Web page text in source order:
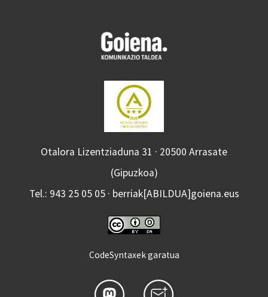
Otalora Lizentziaduna 31 · 20500 Arrasate
(Gipuzkoa)
Tel.: 943 25 05 05 · berriak[ABILDUA]goiena.eus
CodeSyntaxek garatua